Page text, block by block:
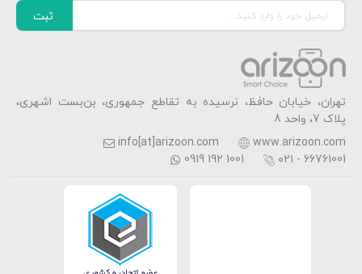
ثبت
تهران، خیابان حافظ، نرسیده به تقاطع جمهوری، بن‌بست اشهری،
پلاک 7، واحد 8
www.arizoon.com
info[at]arizoon.com
۰۲۱ - 66761001
0919 192 1001